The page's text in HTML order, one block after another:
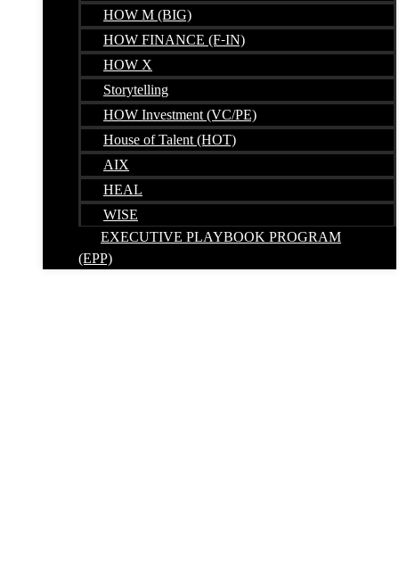
HOW M (BIG)
HOW FINANCE (F-IN)
HOW X
Storytelling
HOW Investment (VC/PE)
House of Talent (HOT)
AIX
HEAL
WISE
EXECUTIVE PLAYBOOK PROGRAM
(EPP)